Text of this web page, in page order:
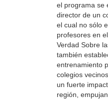
el programa se
director de un
el cual no sólo
profesores en
Verdad Sobre
también
entrenamiento
colegios
un fuerte
región,